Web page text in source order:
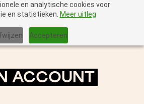
en analytische cookies voor
en statistieken. Meer uitleg
Accepteren
ACCOUNT